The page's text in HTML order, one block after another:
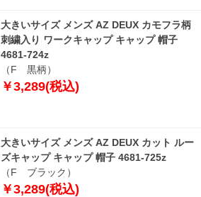
大きいサイズ メンズ AZ DEUX カモフラ柄
刺繍入り ワークキャップ キャップ 帽子
4681-724z
（F 黒柄）
￥3,289(税込)
大きいサイズ メンズ AZ DEUX カット ルー
ズキャップ キャップ 帽子 4681-725z
（F ブラック）
￥3,289(税込)